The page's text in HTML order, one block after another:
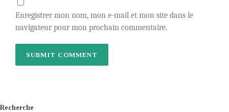
Enregistrer mon nom, mon e-mail et mon site dans le
navigateur pour mon prochain commentaire.
Recherche